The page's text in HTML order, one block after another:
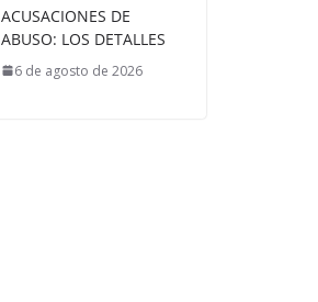
ACUSACIONES DE
ABUSO: LOS DETALLES
6 de agosto de 2026